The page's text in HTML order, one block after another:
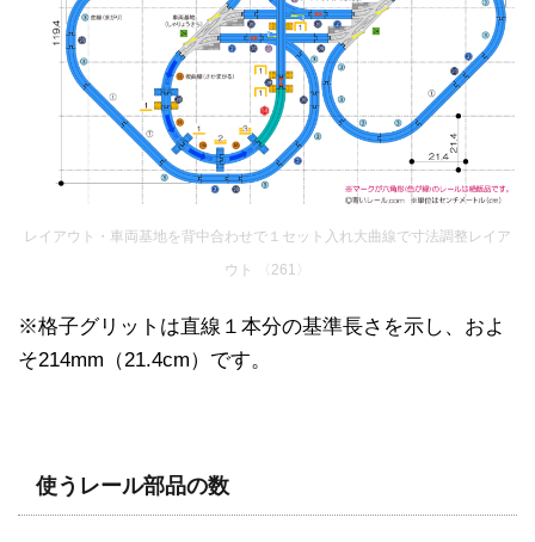
レイアウト・車両基地を背中合わせで１セット入れ大曲線で寸法調整レイア
ウト 〈261〉
※格子グリットは直線１本分の基準長さを示し、およ
そ214mm（21.4cm）です。
使うレール部品の数